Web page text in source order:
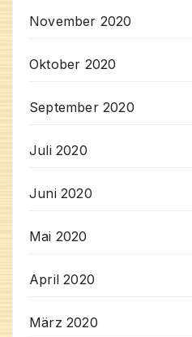
November 2020
Oktober 2020
September 2020
Juli 2020
Juni 2020
Mai 2020
April 2020
März 2020